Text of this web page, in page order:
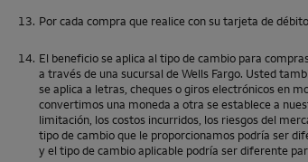
13. Por cada compra que realice con su tarjeta de
14. El beneficio se aplica al tipo de cambio para
a través de una sucursal deWells Fargo. Usted
se aplica a letras, cheques o giros electrónicos en
convertimos una moneda a otra se establece a
limitación, los costos incurridos, los riesgos del
tipo de cambio que le proporcionamos podría ser
y el tipo de cambio aplicable podría ser diferente